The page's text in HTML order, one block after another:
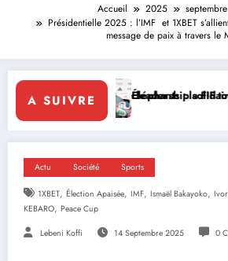
Accueil 2025 septembre
Présidentielle 2025 : l’IMF et 1XBET
message de paix à travers le
A SUIVRE
solidaire de la Côte d’Ivoire en Afrique
: la FIF tourne la page Emerse Faé
Actu Société Sports
1XBET, Élection Apaisée, IMF, Ismaël Bakayoko,
KEBARO, Peace Cup
Lebeni Koffi 14 Septembre 2025 0